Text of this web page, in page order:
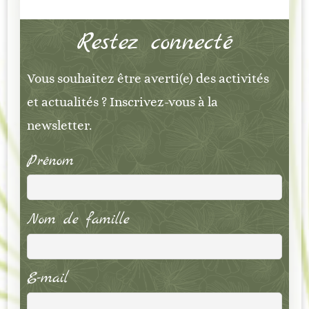
Restez connecté
Vous souhaitez être averti(e) des activités
et actualités ? Inscrivez-vous à la
newsletter.
Prénom
Nom de famille
E-mail